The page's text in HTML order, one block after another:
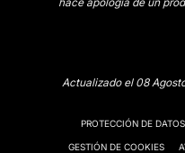
Actualizado el 08
PROTECCIÓN DE DATOS
GESTIÓN DE COOKIES